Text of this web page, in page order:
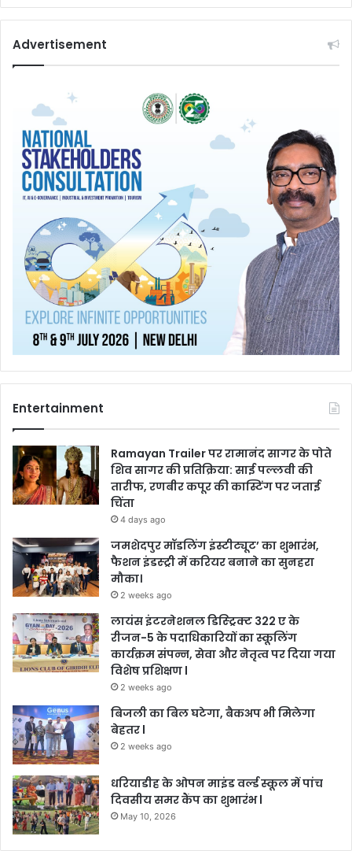
Advertisement
Entertainment
Ramayan Trailer पर रामानंद सागर के पोते
शिव सागर की प्रतिक्रिया: साई पल्लवी की
तारीफ, रणबीर कपूर की कास्टिंग पर जताई
चिंता
4 days ago
जमशेदपुर मॉडलिंग इंस्टीट्यूट’ का शुभारंभ,
फैशन इंडस्ट्री में करियर बनाने का सुनहरा
मौका।
2 weeks ago
लायंस इंटरनेशनल डिस्ट्रिक्ट 322 ए के
रीजन-5 के पदाधिकारियों का स्कूलिंग
कार्यक्रम संपन्न, सेवा और नेतृत्व पर दिया गया
विशेष प्रशिक्षण l
2 weeks ago
बिजली का बिल घटेगा, बैकअप भी मिलेगा
बेहतर l
2 weeks ago
धरियाडीह के ओपन माइंड वर्ल्ड स्कूल में पांच
दिवसीय समर कैंप का शुभारंभ l
May 10, 2026